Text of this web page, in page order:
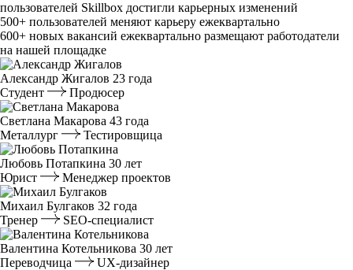
пользователей Skillbox достигли карьерных изменений
500⁠+ пользователей меняют карьеру ежеквартально
600⁠+ новых вакансий ежеквартально размещают работодатели
на нашей площадке
Александр Жигалов 23 года
Студент
Продюсер
Светлана Макарова 43 года
Металлург
Тестировщица
Любовь Потапкина 30 лет
Юрист
Менеджер проектов
Михаил Булгаков 32 года
Тренер
SEO-специалист
Валентина Котельникова 30 лет
Переводчица
UX-дизайнер